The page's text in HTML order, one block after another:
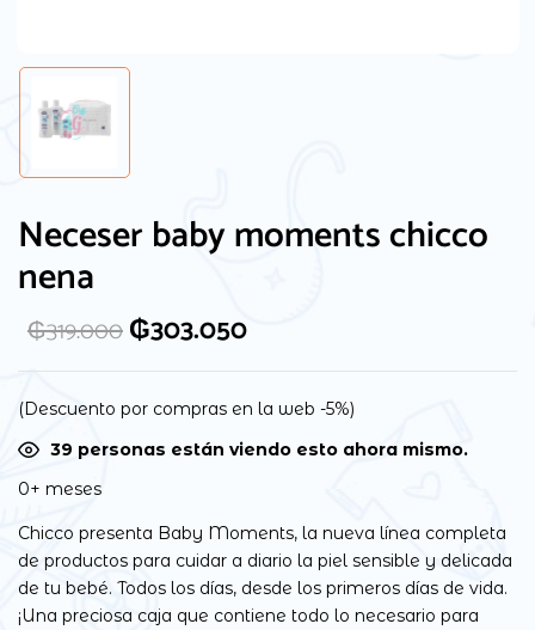
Neceser baby moments chicco
nena
₲319.000₲303.050
(Descuento por compras en la web -5%)
39 personas están viendo esto ahora mismo.
0+ meses
Chicco presenta Baby Moments, la nueva línea completa
de productos para cuidar a diario la piel sensible y delicada
de tu bebé. Todos los días, desde los primeros días de vida.
¡Una preciosa caja que contiene todo lo necesario para